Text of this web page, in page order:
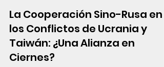
La Cooperación Sino-Rusa en
los Conflictos de Ucrania y
Taiwán: ¿Una Alianza en
Ciernes?